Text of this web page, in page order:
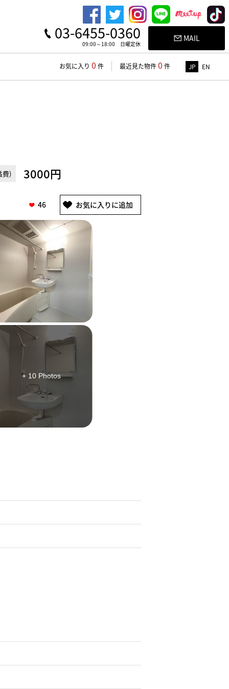
03-6455-0360
09:00～18:00 日曜定休
MAIL
お気に入り 0 件 最近見た物件0 件 JP EN
費) 3000円
46
+ 10 Photos